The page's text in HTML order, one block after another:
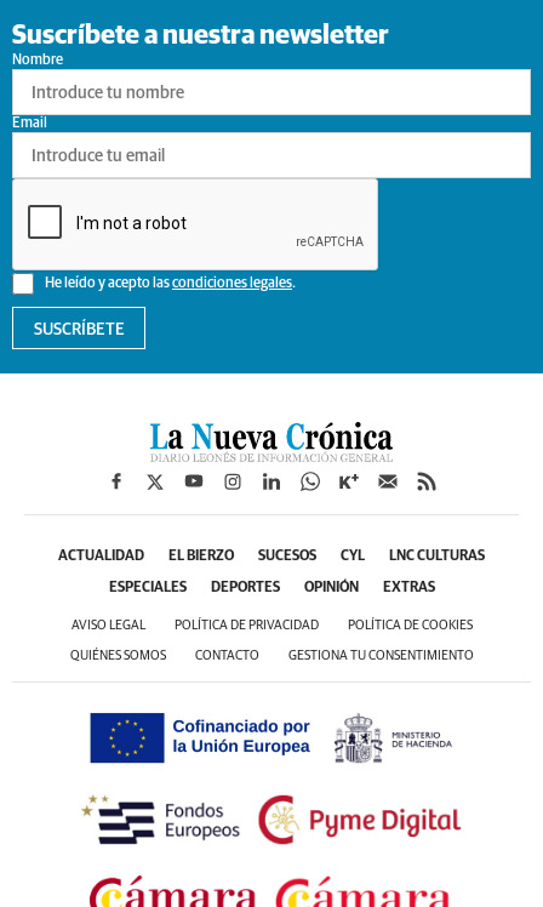
Suscríbete a nuestra newsletter
Nombre
He leído y acepto lascondiciones legales.
Email
SUSCRÍBETE
ACTUALIDAD EL BIERZO SUCESOS CYL LNC CULTURAS
ESPECIALES DEPORTES OPINIÓN EXTRAS
AVISO LEGAL POLÍTICA DE PRIVACIDAD POLÍTICA DE COOKIES
QUIÉNES SOMOS CONTACTO GESTIONA TU CONSENTIMIENTO